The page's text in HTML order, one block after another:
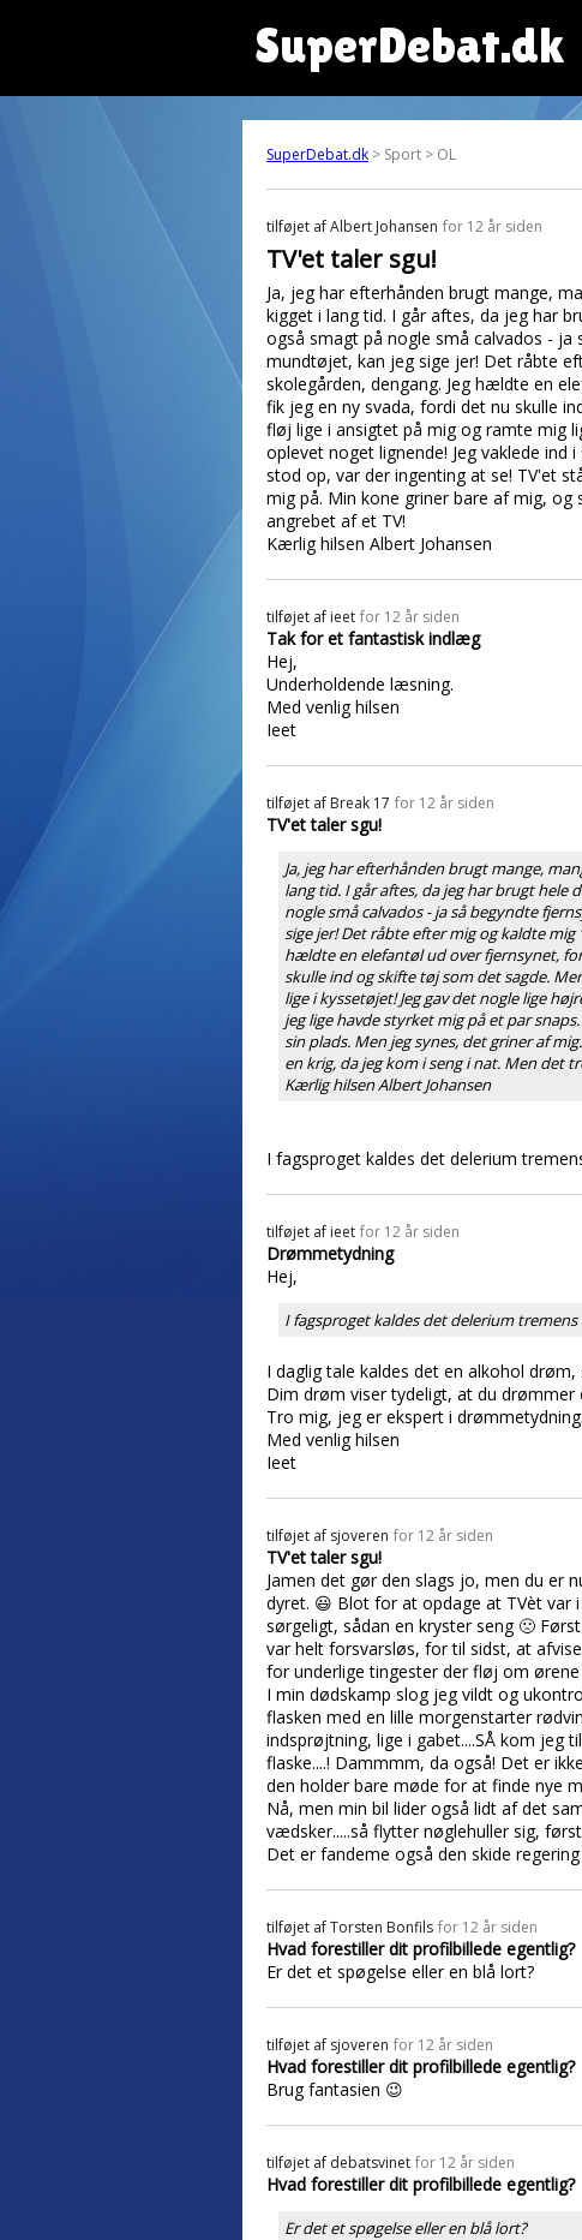
SuperDebat.dk
SuperDebat.dk > Sport > OL
tilføjet afAlbert Johansen for 12 år siden
TV'et taler sgu!
Ja, jeg har efterhånden brugt mange,
kigget i lang tid. I går aftes, da jeg har
også smagt på nogle små calvados -
mundtøjet, kan jeg sige jer! Det råbte
skolegården, dengang. Jeg hældte en
fik jeg en ny svada, fordi det nu skulle
fløj lige i ansigtet på mig og ramte mig
oplevet noget lignende! Jeg vaklede
stod op, var der ingenting at se! TV'et
mig på. Min kone griner bare af mig,
angrebet af et TV!
Kærlig hilsen Albert Johansen
tilføjet af ieet for 12 år siden
Tak for et fantastisk indlæg
Hej,
Underholdende læsning.
Med venlig hilsen
Ieet
tilføjet af Break 17 for 12 år siden
TV'et taler sgu!
Ja, jeg har efterhånden brugt mange,
lang tid. I går aftes, da jeg har brugt hele
nogle små calvados - ja så begyndte
sige jer! Det råbte efter mig og kaldte
hældte en elefantøl ud over fjernsynet,
skulle ind og skifte tøj som det sagde.
lige i kyssetøjet! Jeg gav det nogle lige
jeg lige havde styrket mig på et par
sin plads. Men jeg synes, det griner af
en krig, da jeg kom i seng i nat. Men det
Kærlig hilsen Albert Johansen
I fagsproget kaldes det delerium
tilføjet af ieet for 12 år siden
Drømmetydning
Hej,
I fagsproget kaldes det delerium tremens
I daglig tale kaldes det en alkohol
Dim drøm viser tydeligt, at du
Tro mig, jeg er ekspert i drømmetydning.
Med venlig hilsen
Ieet
tilføjet af sjoveren for 12 år siden
TV'et taler sgu!
Jamen det gør den slags jo, men du er
dyret. 😃 Blot for at opdage at TVèt var
sørgeligt, sådan en kryster seng 🙁
var helt forsvarsløs, for til sidst, at
for underlige tingester der fløj om
I min dødskamp slog jeg vildt og
flasken med en lille morgenstarter
indsprøjtning, lige i gabet....SÅ kom jeg
flaske....! Dammmm, da også! Det er
den holder bare møde for at finde nye
Nå, men min bil lider også lidt af det
vædsker.....så flytter nøglehuller sig,
Det er fandeme også den skide
tilføjet afTorsten Bonfils for 12 år siden
Hvad forestiller dit profilbillede egentlig?
Er det et spøgelse eller en blå lort?
tilføjet af sjoveren for 12 år siden
Hvad forestiller dit profilbillede egentlig?
Brug fantasien 😉
tilføjet af debatsvinet for 12 år siden
Hvad forestiller dit profilbillede egentlig?
Er det et spøgelse eller en blå lort?